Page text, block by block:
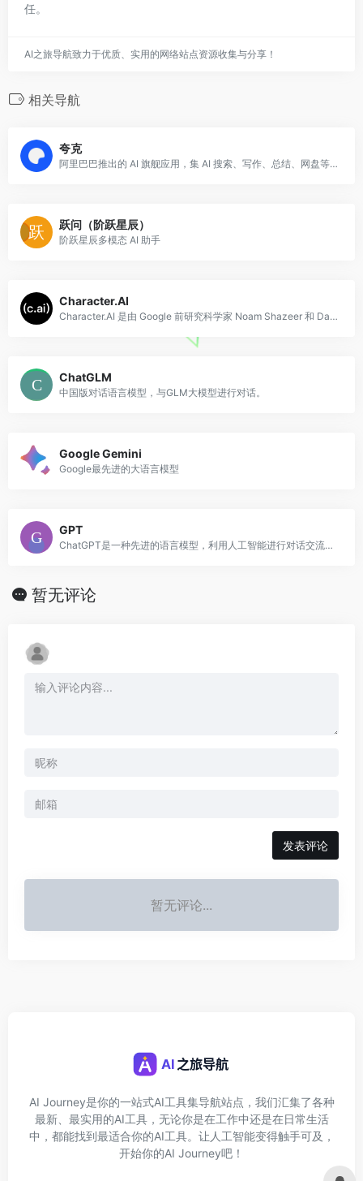
任。
AI之旅导航致力于优质、实用的网络站点资源收集与分享！
相关导航
夸克
阿里巴巴推出的 AI 旗舰应用，集 AI 搜索、写作、总结、网盘等能力于一体。
跃问（阶跃星辰）
阶跃星辰多模态 AI 助手
Character.AI
Character.AI 是由 Google 前研究科学家 Noam Shazeer 和 Daniel De Freitas 创立的 AI 对话平台，于 202
ChatGLM
中国版对话语言模型，与GLM大模型进行对话。
Google Gemini
Google最先进的大语言模型
GPT
ChatGPT是一种先进的语言模型，利用人工智能进行对话交流，提供信息、帮助，并根据用户输入生成类似人类的文本。
暂无评论
发表评论
暂无评论...
AI Journey是你的一站式AI工具集导航站点，我们汇集了各种
最新、最实用的AI工具，无论你是在工作中还是在日常生活
中，都能找到最适合你的AI工具。让人工智能变得触手可及，
开始你的AI Journey吧！